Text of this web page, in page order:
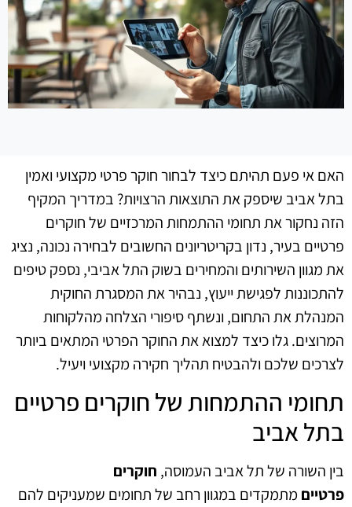
האם אי פעם תהיתם כיצד לבחור חוקר פרטי מקצועי ואמין
בתל אביב שיספק את התוצאות הרצויות? במדריך המקיף
הזה נחקור את תחומי ההתמחות המרכזיים של חוקרים
פרטיים בעיר, נדון בקריטריונים החשובים לבחירה נכונה, נציג
את מגוון השירותים והמחירים בשוק התל אביבי, נספק טיפים
להתכוננות לפגישת ייעוץ, נבהיר את המסגרת החוקית
המנהלת את התחום, ונשתף סיפורי הצלחה מהלקוחות
המרוצים. גלו כיצד למצוא את החוקר הפרטי המתאים ביותר
לצרכים שלכם ולהבטיח תהליך חקירה מקצועי ויעיל.
תחומי ההתמחות של חוקרים פרטיים
בתל אביב
בין השורה של תל אביב העמוסה, חוקרים
פרטיים מתמקדים במגוון רחב של תחומים שמעניקים להם